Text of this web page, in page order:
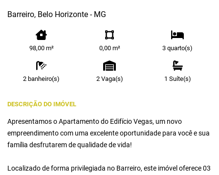
Barreiro, Belo Horizonte - MG
98,00 m² 0,00 m² 3 quarto(s)
2 banheiro(s) 2 Vaga(s) 1 Suíte(s)
DESCRIÇÃO DO IMÓVEL
Apresentamos o Apartamento do Edifício Vegas, um novo
empreendimento com uma excelente oportunidade para você e sua
família desfrutarem de qualidade de vida!
Localizado de forma privilegiada no Barreiro, este imóvel oferece 03